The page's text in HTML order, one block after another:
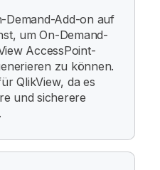
Demand-Add-on auf
um On-Demand-
AccessPoint-
zu können.
fürQlikView, da es
und sicherere